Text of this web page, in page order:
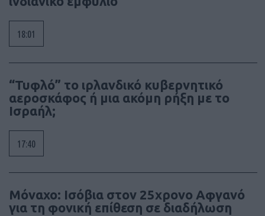
18:01
“Τυφλό” το ιρλανδικό κυβερνητικό
αεροσκάφος ή μια ακόμη ρήξη με το
Ισραήλ;
17:40
Μόναχο: Ισόβια στον 25χρονο Αφγανό
για τη φονική επίθεση σε διαδήλωση